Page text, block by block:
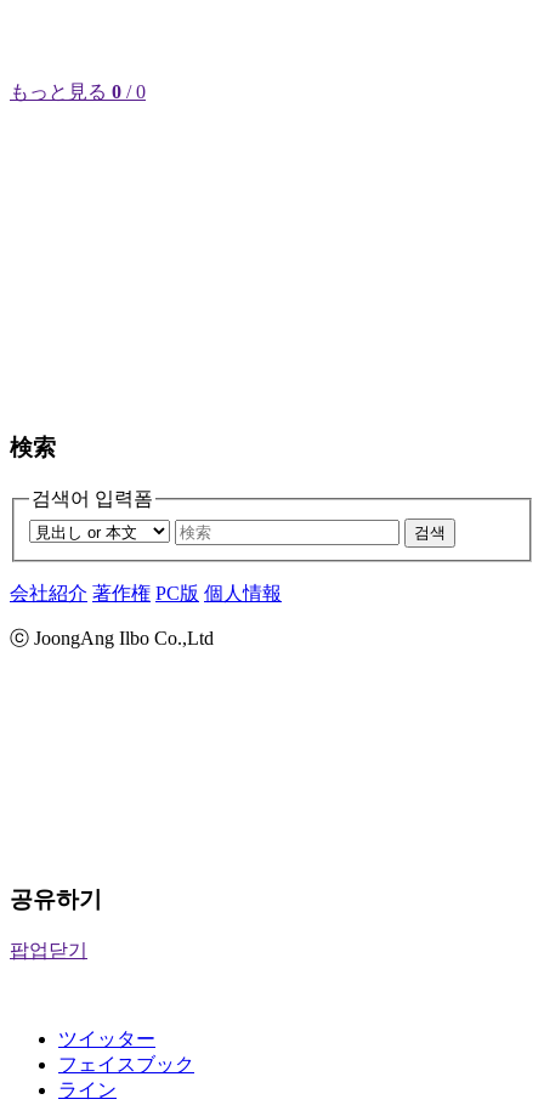
もっと見る 0 / 0
検索
검색어 입력폼
검색
会社紹介 著作権 PC版 個人情報
ⓒ JoongAng Ilbo Co.,Ltd
공유하기
팝업닫기
ツイッター
フェイスブック
ライン